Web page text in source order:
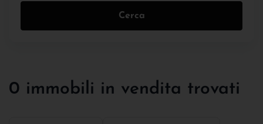
Cerca
0 immobili in vendita trovati